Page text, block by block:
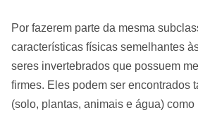
Por fazerem parte da mesma
características físicas semelhantes
seres invertebrados que possuem
firmes. Eles podem ser encontrados
(solo, plantas, animais e água) como